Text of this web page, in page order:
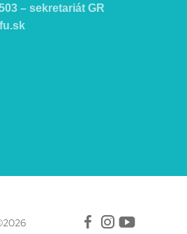
– sekretariát GR
Facebook